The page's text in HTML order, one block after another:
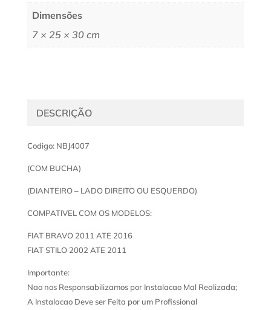
Dimensões
7 × 25 × 30 cm
DESCRIÇÃO
Codigo: NBJ4007
(COM BUCHA)
(DIANTEIRO – LADO DIREITO OU ESQUERDO)
COMPATIVEL COM OS MODELOS:
FIAT BRAVO 2011 ATE 2016
FIAT STILO 2002 ATE 2011
Importante:
Nao nos Responsabilizamos por Instalacao Mal Realizada;
A Instalacao Deve ser Feita por um Profissional